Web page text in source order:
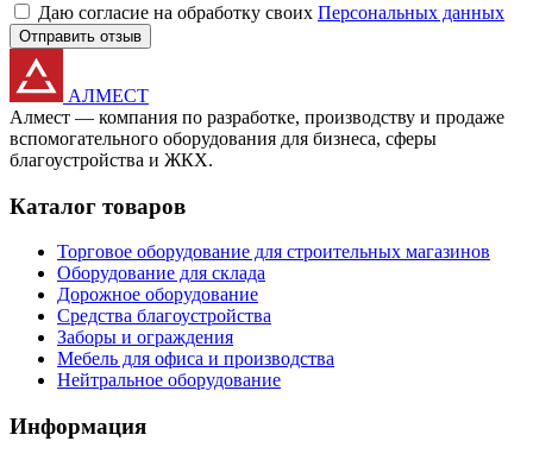
Даю согласие на обработку своих Персональных данных
Отправить отзыв
АЛМЕСТ
Алмест — компания по разработке, производству и продаже
вспомогательного оборудования для бизнеса, сферы
благоустройства и ЖКХ.
Каталог товаров
Торговое оборудование для строительных магазинов
Оборудование для склада
Дорожное оборудование
Средства благоустройства
Заборы и ограждения
Мебель для офиса и производства
Нейтральное оборудование
Информация